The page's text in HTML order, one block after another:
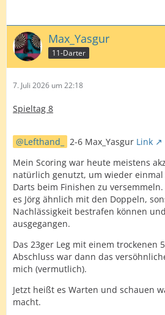
Max_Yasgur
11-Darter
7. Juli 2026 um 22:18
Spieltag 8
Lefthand_ 2-6 Max_Yasgur Link
Mein Scoring war heute meistens
natürlich genutzt, um wieder einmal
Darts beim Finishen zu
es Jörg ähnlich mit den Doppeln,
Nachlässigkeit bestrafen können
ausgegangen.
Das 23ger Leg mit einem trockenen
Abschluss war dann das
mich (vermutlich).
Jetzt heißt es Warten und schauen
macht.